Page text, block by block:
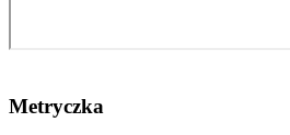
Metryczka